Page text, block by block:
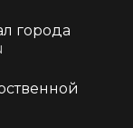
города